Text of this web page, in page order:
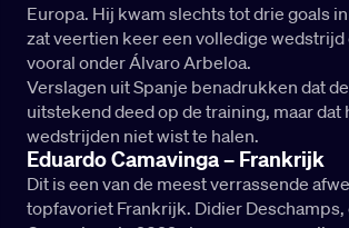
Europa. Hij kwam slechts tot drie goals
zat veertien keer een volledige wedstrijd
vooral onder Álvaro Arbeloa.
Verslagen uit Spanje benadrukken dat
uitstekend deed op de training, maar dat
wedstrijden niet wist te halen.
Eduardo Camavinga – Frankrijk
Dit is een van de meest verrassende
topfavoriet Frankrijk. Didier Deschamps,